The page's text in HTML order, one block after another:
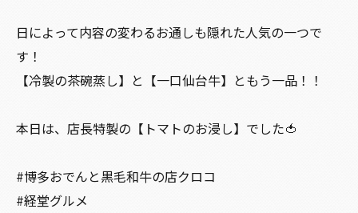
日によって内容の変わるお通しも隠れた人気の一つで
す！
【冷製の茶碗蒸し】と【一口仙台牛】ともう一品！！
本日は、店長特製の【トマトのお浸し】でした🍅
#博多おでんと黒毛和牛の店クロコ
#経堂グルメ